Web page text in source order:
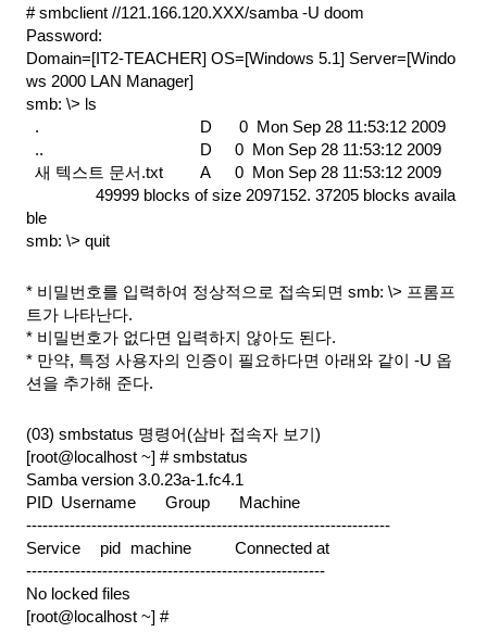
# smbclient //121.166.120.XXX/samba -U doom
Password:
Domain=[IT2-TEACHER] OS=[Windows 5.1] Server=[Windo
ws 2000 LAN Manager]
smb: \> ls
.
D
0  Mon Sep 28 11:53:12 2009
..
D
0  Mon Sep 28 11:53:12 2009
새 텍스트 문서.txt
A
0  Mon Sep 28 11:53:12 2009
49999 blocks of size 2097152. 37205 blocks availa
ble
smb: \> quit
* 비밀번호를 입력하여 정상적으로 접속되면 smb: \> 프롬프
트가 나타난다.
* 비밀번호가 없다면 입력하지 않아도 된다.
* 만약, 특정 사용자의 인증이 필요하다면 아래와 같이 -U 옵
션을 추가해 준다.
(03) smbstatus 명령어(삼바 접속자 보기)
[root@localhost ~] # smbstatus
Samba version 3.0.23a-1.fc4.1
PID Username Group
Machine
-------------------------------------------------------------------
Service
pid machine
Connected at
-------------------------------------------------------
No locked files
[root@localhost ~] #